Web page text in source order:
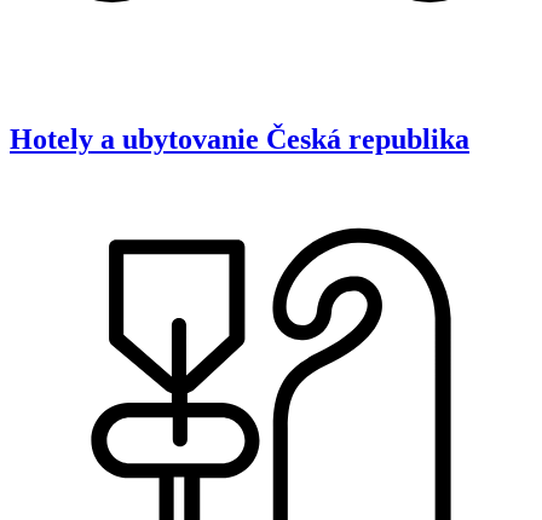
Hotely a ubytovanie Česká republika